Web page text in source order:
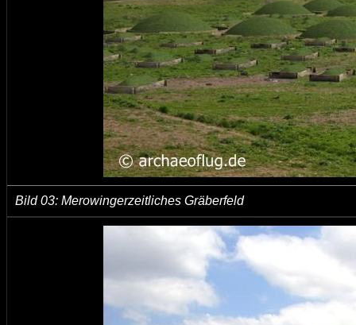
Bild 03: Merowingerzeitliches Gräberfeld